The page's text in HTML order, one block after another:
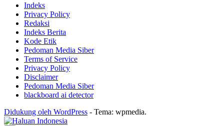
Indeks
Privacy Policy
Redaksi
Indeks Berita
Kode Etik
Pedoman Media Siber
Terms of Service
Privacy Policy
Disclaimer
Pedoman Media Siber
blackboard ai detector
Didukung oleh WordPress - Tema: wpmedia.